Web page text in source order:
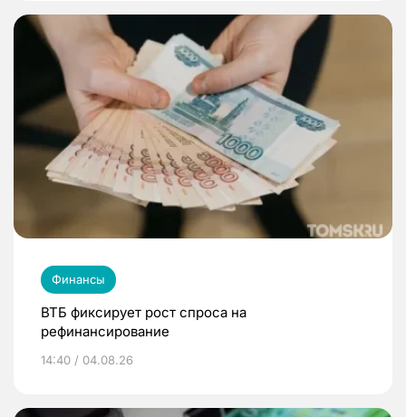
Финансы
ВТБ фиксирует рост спроса на
рефинансирование
14:40 / 04.08.26